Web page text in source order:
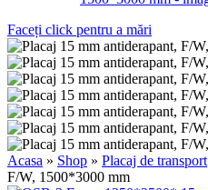
Faceți click pentru a mări
Acasa » Shop » Placaj de transport
F/W, 1500*3000 mm